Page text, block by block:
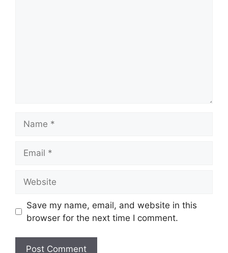
Save my name, email, and website in this
browser for the next time I comment.